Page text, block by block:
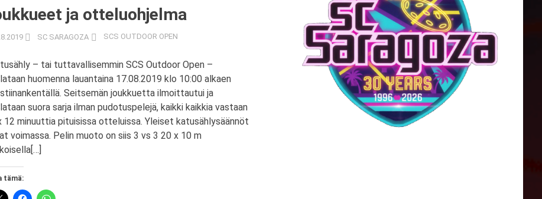
ja otteluohjelma
SC SARAGOZA SCS OUTDOOR OPEN
– tai tuttavallisemmin SCS Outdoor Open –
huomenna lauantaina 17.08.2019 klo 10:00 alkaen
Seitsemän joukkuetta ilmoittautui ja
suora sarja ilman pudotuspelejä, kaikki kaikkia vastaan
12 minuuttia pituisissa otteluissa. Yleiset katusählysäännöt
voimassa. Pelin muoto on siis 3 vs 3 20 x 10 m
tämä: